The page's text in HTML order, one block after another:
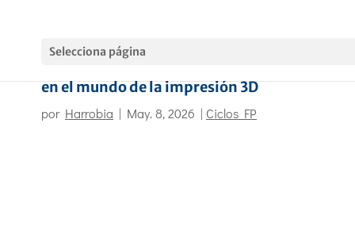
Selecciona página
en el mundo de la impresión 3D
por Harrobia | May. 8, 2026 | Ciclos FP